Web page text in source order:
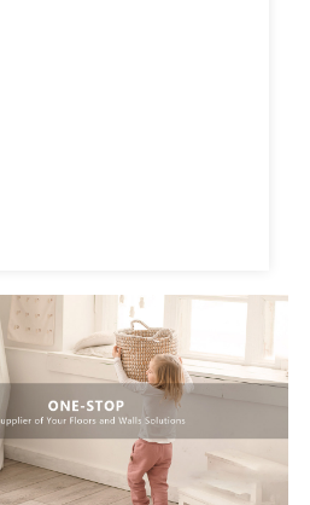
жазып, бізге жіберіңіз